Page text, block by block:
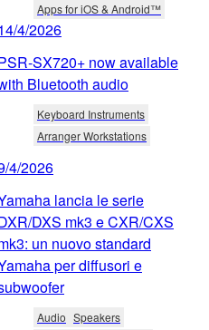
Apps for iOS & Android™
4/2026
SX720+ now available
Bluetooth audio
Keyboard Instruments
Arranger Workstations
4/2026
lancia le serie
DXS mk3 e CXR/CXS
un nuovo standard
per diffusori e
Audio Speakers